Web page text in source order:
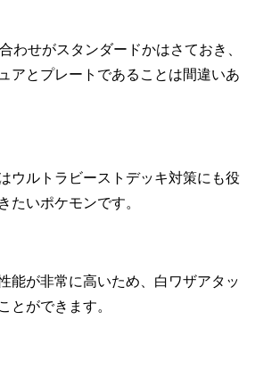
わせがスタンダードかはさておき、
アとプレートであることは間違いあ
ウルトラビーストデッキ対策にも役
たいポケモンです。
能が非常に高いため、白ワザアタッ
とができます。